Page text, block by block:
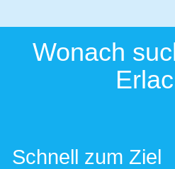
Wonach
Schnell zum Ziel